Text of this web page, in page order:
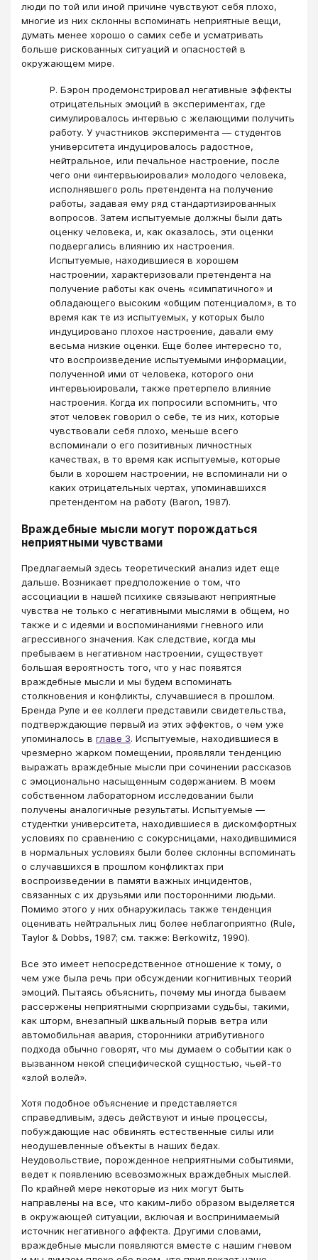
люди по той или иной причине чувствуют себя плохо,
многие из них склонны вспоминать неприятные вещи,
думать менее хорошо о самих себе и усматривать
больше рискованных ситуаций и опасностей в
окружающем мире.
Р. Бэрон продемонстрировал негативные эффекты
отрицательных эмоций в экспериментах, где
симулировалось интервью с желающими получить
работу. У участников эксперимента — студентов
университета индуцировалось радостное,
нейтральное, или печальное настроение, после
чего они «интервьюировали» молодого человека,
исполнявшего роль претендента на получение
работы, задавая ему ряд стандартизированных
вопросов. Затем испытуемые должны были дать
оценку человека, и, как оказалось, эти оценки
подвергались влиянию их настроения.
Испытуемые, находившиеся в хорошем
настроении, характеризовали претендента на
получение работы как очень «симпатичного» и
обладающего высоким «общим потенциалом», в то
время как те из испытуемых, у которых было
индуцировано плохое настроение, давали ему
весьма низкие оценки. Еще более интересно то,
что воспроизведение испытуемыми информации,
полученной ими от человека, которого они
интервьюировали, также претерпело влияние
настроения. Когда их попросили вспомнить, что
этот человек говорил о себе, те из них, которые
чувствовали себя плохо, меньше всего
вспоминали о его позитивных личностных
качествах, в то время как испытуемые, которые
были в хорошем настроении, не вспоминали ни о
каких отрицательных чертах, упоминавшихся
претендентом на работу (Baron, 1987).
Враждебные мысли могут порождаться
неприятными чувствами
Предлагаемый здесь теоретический анализ идет еще
дальше. Возникает предположение о том, что
ассоциации в нашей психике связывают неприятные
чувства не только с негативными мыслями в общем, но
также и с идеями и воспоминаниями гневного или
агрессивного значения. Как следствие, когда мы
пребываем в негативном настроении, существует
большая вероятность того, что у нас появятся
враждебные мысли и мы будем вспоминать
столкновения и конфликты, случавшиеся в прошлом.
Бренда Руле и ее коллеги представили свидетельства,
подтверждающие первый из этих эффектов, о чем уже
упоминалось в главе 3. Испытуемые, находившиеся в
чрезмерно жарком помещении, проявляли тенденцию
выражать враждебные мысли при сочинении рассказов
с эмоционально насыщенным содержанием. В моем
собственном лабораторном исследовании были
получены аналогичные результаты. Испытуемые —
студентки университета, находившиеся в дискомфортных
условиях по сравнению с сокурсницами, находившимися
в нормальных условиях были более склонны вспоминать
о случавшихся в прошлом конфликтах при
воспроизведении в памяти важных инцидентов,
связанных с их друзьями или посторонними людьми.
Помимо этого у них обнаружилась также тенденция
оценивать нейтральных лиц более неблагоприятно (Rule,
Taylor & Dobbs, 1987; см. также: Berkowitz, 1990).
Все это имеет непосредственное отношение к тому, о
чем уже была речь при обсуждении когнитивных теорий
эмоций. Пытаясь объяснить, почему мы иногда бываем
рассержены неприятными сюрпризами судьбы, такими,
как шторм, внезапный шквальный порыв ветра или
автомобильная авария, сторонники атрибутивного
подхода обычно говорят, что мы думаем о событии как о
вызванном некой специфической сущностью, чьей-то
«злой волей».
Хотя подобное объяснение и представляется
справедливым, здесь действуют и иные процессы,
побуждающие нас обвинять естественные силы или
неодушевленные объекты в наших бедах.
Неудовольствие, порожденное неприятными событиями,
ведет к появлению всевозможных враждебных мыслей.
По крайней мере некоторые из них могут быть
направлены на все, что каким-либо образом выделяется
в окружающей ситуации, включая и воспринимаемый
источник негативного аффекта. Другими словами,
враждебные мысли появляются вместе с нашим гневом